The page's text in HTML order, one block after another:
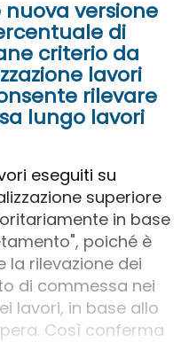
versione
di
criterio da
lavori
rilevare
lungo lavori
eseguiti su
superiore
in base
poiché è
la rilevazione dei
di commessa nei
lavori, in base allo
Così conferma